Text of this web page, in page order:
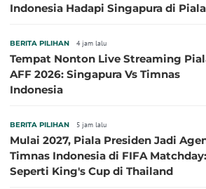
Indonesia Hadapi Singapura di Piala
BERITA PILIHAN 4 jam lalu
Tempat Nonton Live Streaming
AFF 2026: Singapura Vs Timnas
Indonesia
BERITA PILIHAN 5 jam lalu
Mulai 2027, Piala Presiden Jadi
Timnas Indonesia di FIFA Matchday:
Seperti King's Cup di Thailand